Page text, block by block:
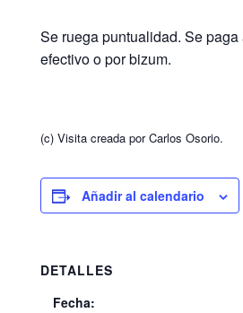
Se ruega puntualidad. Se
efectivo o por bizum.
(c) Visita creada por Carlos Osorio.
Añadir al calendario
DETALLES
Fecha: